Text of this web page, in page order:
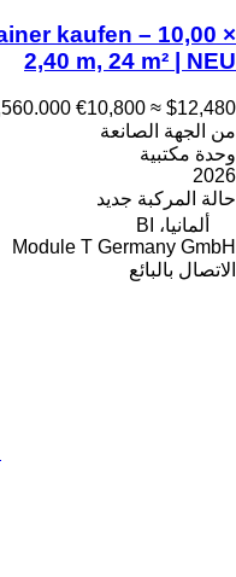
kaufen – 10,00 ×
2,40 m, 24 m² | NEU
€10,800 ≈ $12,480
من الجهة الصانعة
وحدة مكتبية
2026
حالة المركبة جديد
ألمانيا، BI
Module T Germany GmbH
الاتصال بالبائع